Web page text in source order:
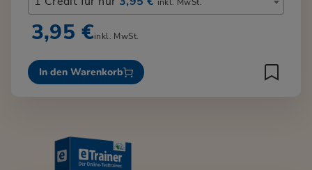
3,95 €inkl. MwSt.
In den Warenkorb